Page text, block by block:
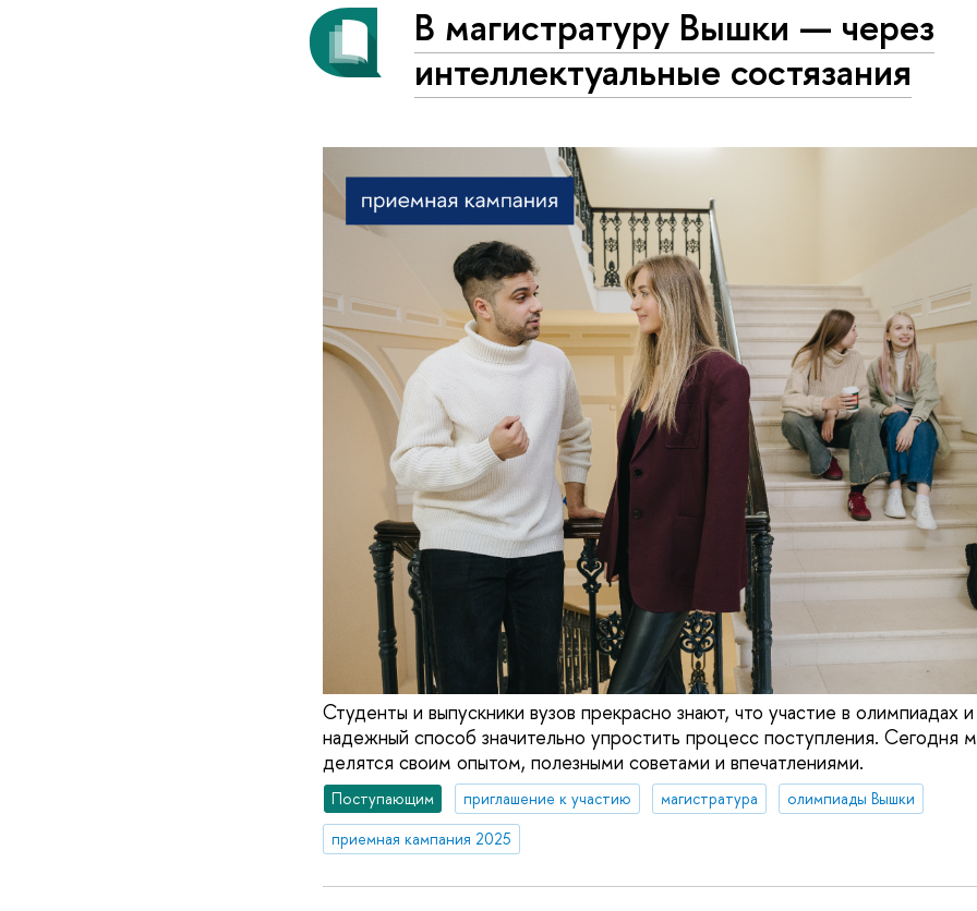
В магистратуру Вышки — через
интеллектуальные состязания
Студенты и выпускники вузов прекрасно знают, что участие в олимпиадах
надежный способ значительно упростить процесс поступления. Сегодня
делятся своим опытом, полезными советами и впечатлениями.
Поступающим приглашение к участию магистратура
олимпиады Вышки
приемная кампания 2025